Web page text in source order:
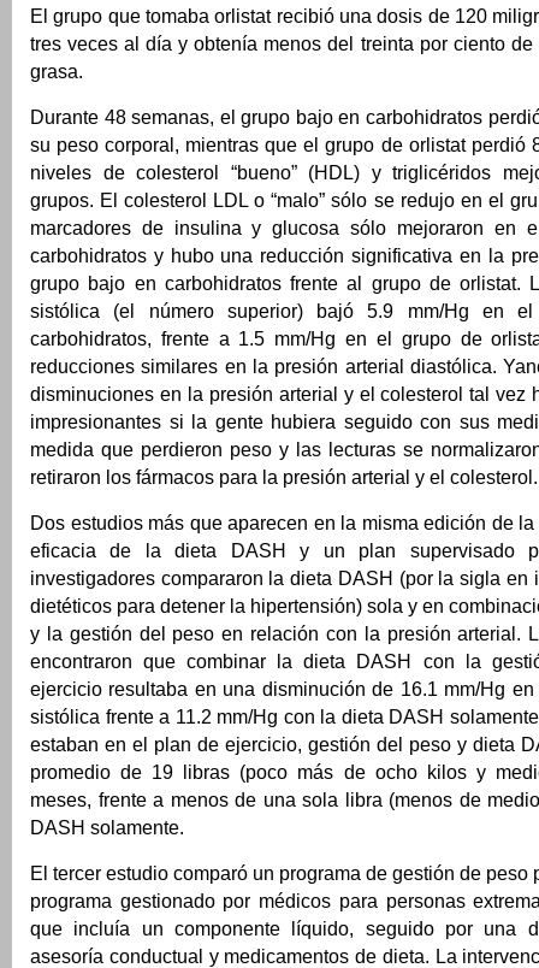
El grupo que tomaba orlistat recibió una dosis de 120
tres veces al día y obtenía menos del treinta por ciento
grasa.
Durante 48 semanas, el grupo bajo en carbohidratos
su peso corporal, mientras que el grupo de orlistat perdió
niveles de colesterol “bueno” (HDL) y triglicéridos
grupos. El colesterol LDL o “malo” sólo se redujo en el
marcadores de insulina y glucosa sólo mejoraron en
carbohidratos y hubo una reducción significativa en la
grupo bajo en carbohidratos frente al grupo de orlistat.
sistólica (el número superior) bajó 5.9 mm/Hg en
carbohidratos, frente a 1.5 mm/Hg en el grupo de
reducciones similares en la presión arterial diastólica.
disminuciones en la presión arterial y el colesterol tal vez
impresionantes si la gente hubiera seguido con sus
medida que perdieron peso y las lecturas se
retiraron los fármacos para la presión arterial y el colesterol.
Dos estudios más que aparecen en la misma edición de
eficacia de la dieta DASH y un plan supervisado
investigadores compararon la dieta DASH (por la sigla en
dietéticos para detener la hipertensión) sola y en
y la gestión del peso en relación con la presión arterial.
encontraron que combinar la dieta DASH con la
ejercicio resultaba en una disminución de 16.1 mm/Hg
sistólica frente a 11.2 mm/Hg con la dieta DASH
estaban en el plan de ejercicio, gestión del peso y dieta
promedio de 19 libras (poco más de ocho kilos y
meses, frente a menos de una sola libra (menos de
DASH solamente.
El tercer estudio comparó un programa de gestión de peso
programa gestionado por médicos para personas
que incluía un componente líquido, seguido por una
asesoría conductual y medicamentos de dieta. La